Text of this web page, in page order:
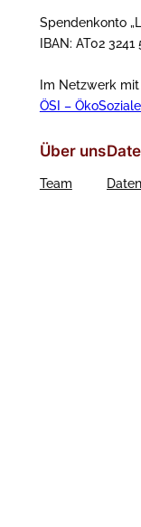
Spendenkonto
IBAN: AT02
Im Netzwerk mit
ÖSI –
Über uns
Team